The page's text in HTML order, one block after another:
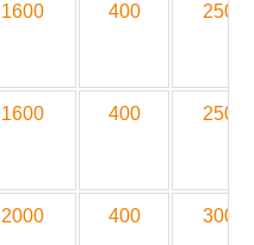
1600 400 2500
1600 400 2500
2000 400 3000